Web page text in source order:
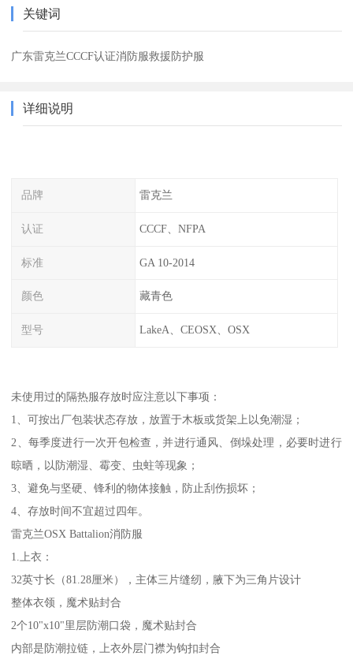
关键词
广东雷克兰CCCF认证消防服救援防护服
详细说明
品牌 雷克兰
认证 CCCF、NFPA
标准 GA 10-2014
颜色 藏青色
型号 LakeA、CEOSX、OSX
未使用过的隔热服存放时应注意以下事项：
1、可按出厂包装状态存放，放置于木板或货架上以免潮湿；
2、每季度进行一次开包检查，并进行通风、倒垛处理，必要时进行
晾晒，以防潮湿、霉变、虫蛀等现象；
3、避免与坚硬、锋利的物体接触，防止刮伤损坏；
4、存放时间不宜超过四年。
雷克兰OSX Battalion消防服
1.上衣：
32英寸长（81.28厘米），主体三片缝纫，腋下为三角片设计
整体衣领，魔术贴封合
2个10"x10"里层防潮口袋，魔术贴封合
内部是防潮拉链，上衣外层门襟为钩扣封合